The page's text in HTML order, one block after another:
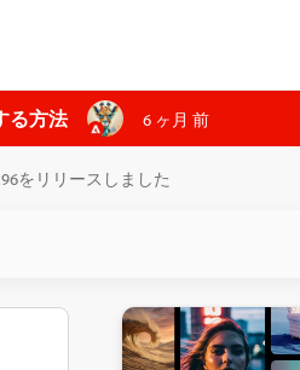
る方法 6 ヶ月 前
をリリースしました